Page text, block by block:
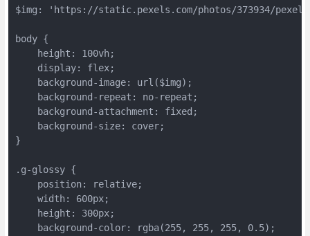
$img: 'https://static.pexels.com/photos/373934/
body {
    height: 100vh;
    display: flex;
    background-image: url($img);
    background-repeat: no-repeat;
    background-attachment: fixed;
    background-size: cover;
}
.g-glossy {
    position: relative;
    width: 600px;
    height: 300px;
    background-color: rgba(255, 255, 255, 0.5);